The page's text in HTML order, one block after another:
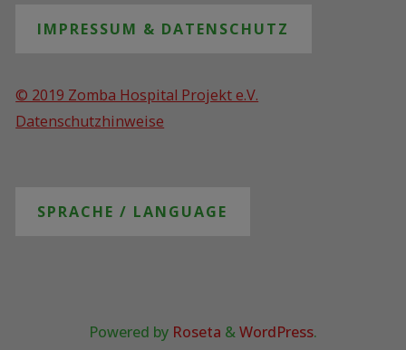
IMPRESSUM & DATENSCHUTZ
© 2019 Zomba Hospital Projekt e.V.
Datenschutzhinweise
SPRACHE / LANGUAGE
Powered by Roseta &WordPress.